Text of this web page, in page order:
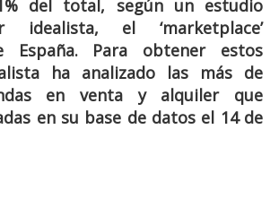
del total, según un estudio
idealista, el ‘marketplace’
España. Para obtener estos
ha analizado las más de
en venta y alquiler que
en su base de datos el 14 de